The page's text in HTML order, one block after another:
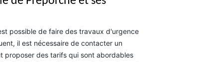
possible de faire des travaux d'urgence
il est nécessaire de contacter un
proposer des tarifs qui sont abordables